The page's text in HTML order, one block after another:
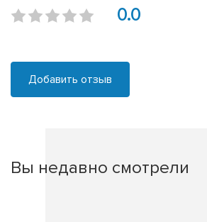
0.0
Добавить отзыв
Вы недавно смотрели